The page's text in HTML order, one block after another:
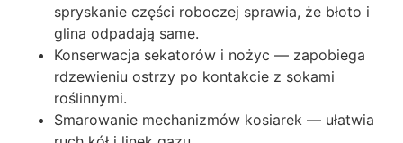
spryskanie części roboczej sprawia, że błoto i
glina odpadają same.
Konserwacja sekatorów i nożyc — zapobiega
rdzewieniu ostrzy po kontakcie z sokami
roślinnymi.
Smarowanie mechanizmów kosiarek — ułatwia